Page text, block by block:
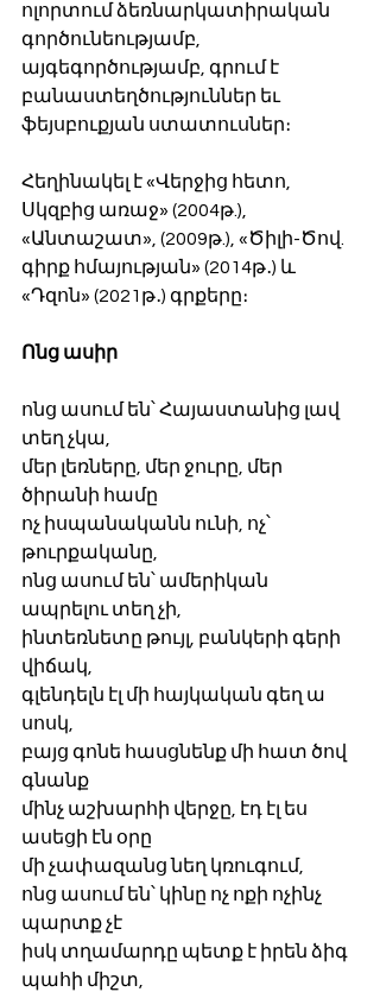
ոլորտում ձեռնարկատիրական
գործունեությամբ,
այգեգործությամբ, գրում է
բանաստեղծություններ եւ
ֆեյսբուքյան ստատուսներ։
Հեղինակել է «Վերջից հետո,
Սկզբից առաջ» (2004թ.),
«Անտաշատ», (2009թ.), «Ծիլի-Ծով.
գիրք հմայության» (2014թ․) և
«Դզոն» (2021թ․) գրքերը։
Ոնց ասիր
ոնց ասում են՝ Հայաստանից լավ
տեղ չկա,
մեր լեռները, մեր ջուրը, մեր
ծիրանի համը
ոչ իսպանականն ունի, ոչ՝
թուրքականը,
ոնց ասում են՝ ամերիկան
ապրելու տեղ չի,
ինտեռնետը թույլ, բանկերի գերի
վիճակ,
գլենդելն էլ մի հայկական գեղ ա
սոսկ,
բայց գոնե հասցնենք մի հատ ծով
գնանք
մինչ աշխարհի վերջը, էդ էլ ես
ասեցի էն օրը
մի չափազանց նեղ կռուգում,
ոնց ասում են՝ կինը ոչ ոքի ոչինչ
պարտք չէ
իսկ տղամարդը պետք է իրեն ձիգ
պահի միշտ,